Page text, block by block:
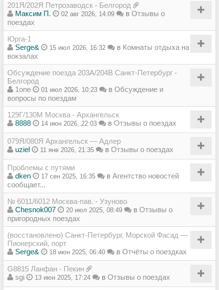
201Я/202Я Петрозаводск - Белгород
Максим П.
02 авг 2026, 14:09 в Отзывы о
поездах
Юрга-1
Serge&
15 июл 2026, 16:32 в Комнаты отдыха на
вокзалах
Обсуждение поезда 203А/204В Санкт-Петербург -
Белгород
1one
01 июл 2026, 10:23 в Обсуждение и
вопросы по поездам
129Г/130М Москва - Архангельск
8888
14 июн 2026, 22:03 в Отзывы о поездах
079Я/080Я Архангельск — Адлер
uziel
11 янв 2026, 21:35 в Отзывы о поездах
Проблемы с путями
dken
17 сен 2025, 16:35 в Агентство новостей
сообщает...
№ 6011/6012 Москва-пав. - Узуново
Chesnok007
20 июл 2025, 08:49 в Отзывы о
пригородных поездах
(восстановлено) Санкт-Петербург, Морской Фасад —
Пионерский, порт
Serge&
18 июн 2025, 06:40 в Отчёты о поездках
G8815 Ланфан - Пекин
sgi
13 июн 2025, 17:24 в Отзывы о поездах